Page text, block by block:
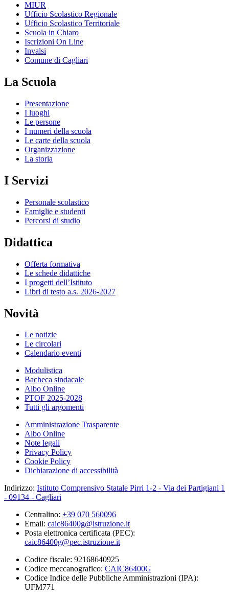
MIUR
Ufficio Scolastico Regionale
Ufficio Scolastico Territoriale
Scuola in Chiaro
Iscrizioni On Line
Invalsi
Comune di Cagliari
La Scuola
Presentazione
I luoghi
Le persone
I numeri della scuola
Le carte della scuola
Organizzazione
La storia
I Servizi
Personale scolastico
Famiglie e studenti
Percorsi di studio
Didattica
Offerta formativa
Le schede didattiche
I progetti dell’Istituto
Libri di testo a.s. 2026-2027
Novità
Le notizie
Le circolari
Calendario eventi
Modulistica
Bacheca sindacale
Albo Online
PTOF 2025-2028
Tutti gli argomenti
Amministrazione Trasparente
Albo Online
Note legali
Privacy Policy
Cookie Policy
Dichiarazione di accessibilità
Indirizzo: Istituto Comprensivo Statale Pirri 1-2 - Via dei Partigiani 1
- 09134 - Cagliari
Centralino: +39 070 560096
Email: caic86400g@istruzione.it
Posta elettronica certificata (PEC):
caic86400g@pec.istruzione.it
Codice fiscale: 92168640925
Codice meccanografico: CAIC86400G
Codice Indice delle Pubbliche Amministrazioni (IPA):
UFM771